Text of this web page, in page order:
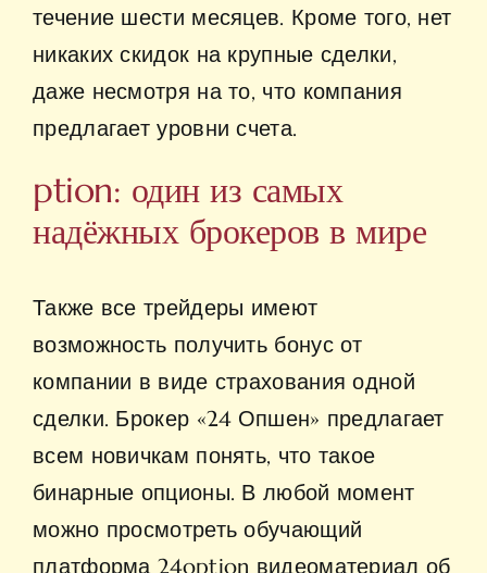
течение шести месяцев. Кроме того, нет
никаких скидок на крупные сделки,
даже несмотря на то, что компания
предлагает уровни счета.
ption: один из самых
надёжных брокеров в мире
Также все трейдеры имеют
возможность получить бонус от
компании в виде страхования одной
сделки. Брокер «24 Опшен» предлагает
всем новичкам понять, что такое
бинарные опционы. В любой момент
можно просмотреть обучающий
платформа 24option видеоматериал об